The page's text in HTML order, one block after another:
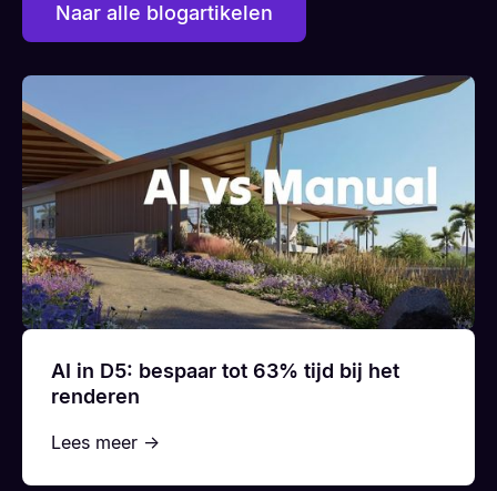
Naar alle blogartikelen
AI in D5: bespaar tot 63% tijd bij het
renderen
Lees meer →